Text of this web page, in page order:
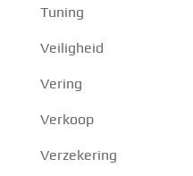
Tuning
Veiligheid
Vering
Verkoop
Verzekering